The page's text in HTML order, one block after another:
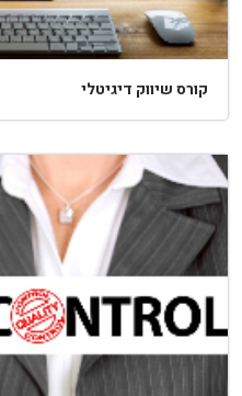
קורס שיווק דיגיטלי